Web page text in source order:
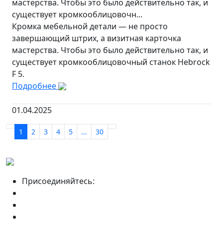
мастерства. Чтобы это было действительно так, и
существует кромкооблицовочн...
Кромка мебельной детали — не просто
завершающий штрих, а визитная карточка
мастерства. Чтобы это было действительно так, и
существует кромкооблицовочный станок Hebrock
F 5.
Подробнее
01.04.2025
1 2 3 4 5 ... 30
Присоединяйтесь: